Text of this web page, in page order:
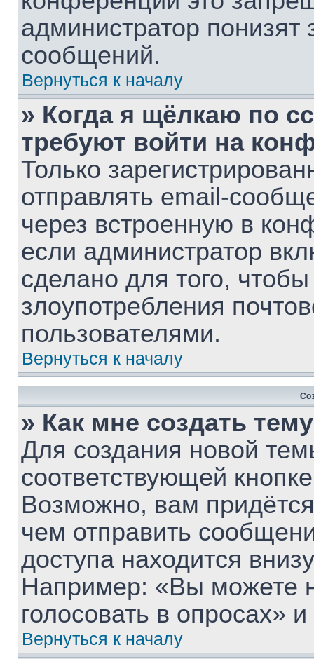
администратор понизят
сообщений.
Вернуться к началу
» Когда я щёлкаю по
требуют войти на
Только
отправлять email-
через встроенную в
если администратор
сделано для того,
злоупотребления
пользователями.
Вернуться к началу
» Как мне создать
Для создания новой
соответствующей
Возможно, вам
чем отправить
доступа находится
Например: «Вы можете
голосовать в опросах» и
Вернуться к началу